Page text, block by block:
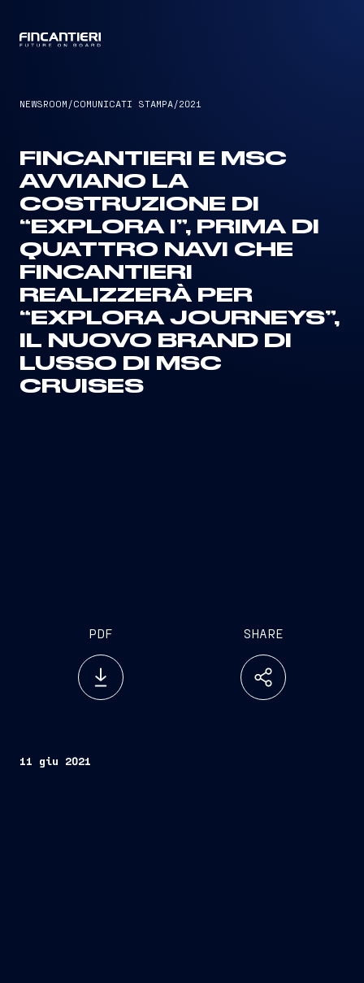
NEWSROOM /COMUNICATI STAMPA/2021
FINCANTIERI E MSC
AVVIANO LA
COSTRUZIONE DI
“EXPLORA I”, PRIMA DI
QUATTRO NAVI CHE
FINCANTIERI
REALIZZERÀ PER
“EXPLORA JOURNEYS”,
IL NUOVO BRAND DI
LUSSO DI MSC
CRUISES
PDF SHARE
11 giu 2021